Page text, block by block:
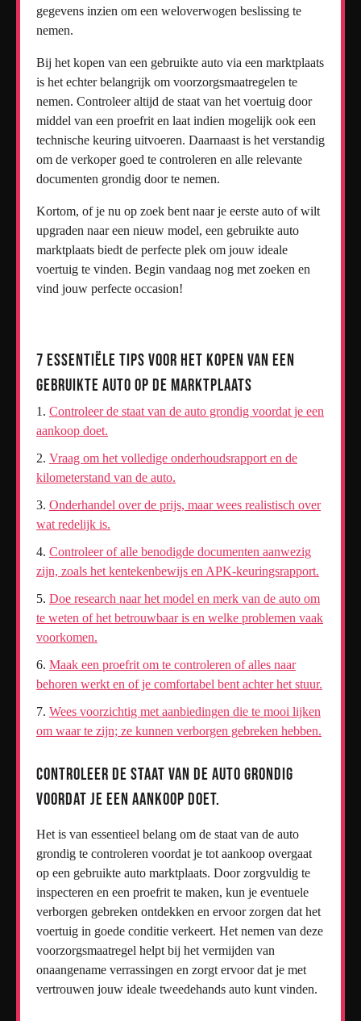
gegevens inzien om een weloverwogen beslissing te
nemen.
Bij het kopen van een gebruikte auto via een marktplaats
is het echter belangrijk om voorzorgsmaatregelen te
nemen. Controleer altijd de staat van het voertuig door
middel van een proefrit en laat indien mogelijk ook een
technische keuring uitvoeren. Daarnaast is het verstandig
om de verkoper goed te controleren en alle relevante
documenten grondig door te nemen.
Kortom, of je nu op zoek bent naar je eerste auto of wilt
upgraden naar een nieuw model, een gebruikte auto
marktplaats biedt de perfecte plek om jouw ideale
voertuig te vinden. Begin vandaag nog met zoeken en
vind jouw perfecte occasion!
7 Essentiële Tips voor het Kopen van een
Gebruikte Auto op de Marktplaats
Controleer de staat van de auto grondig voordat je een
aankoop doet.
Vraag om het volledige onderhoudsrapport en de
kilometerstand van de auto.
Onderhandel over de prijs, maar wees realistisch over
wat redelijk is.
Controleer of alle benodigde documenten aanwezig
zijn, zoals het kentekenbewijs en APK-keuringsrapport.
Doe research naar het model en merk van de auto om
te weten of het betrouwbaar is en welke problemen vaak
voorkomen.
Maak een proefrit om te controleren of alles naar
behoren werkt en of je comfortabel bent achter het stuur.
Wees voorzichtig met aanbiedingen die te mooi lijken
om waar te zijn; ze kunnen verborgen gebreken hebben.
Controleer de staat van de auto grondig
voordat je een aankoop doet.
Het is van essentieel belang om de staat van de auto
grondig te controleren voordat je tot aankoop overgaat
op een gebruikte auto marktplaats. Door zorgvuldig te
inspecteren en een proefrit te maken, kun je eventuele
verborgen gebreken ontdekken en ervoor zorgen dat het
voertuig in goede conditie verkeert. Het nemen van deze
voorzorgsmaatregel helpt bij het vermijden van
onaangename verrassingen en zorgt ervoor dat je met
vertrouwen jouw ideale tweedehands auto kunt vinden.